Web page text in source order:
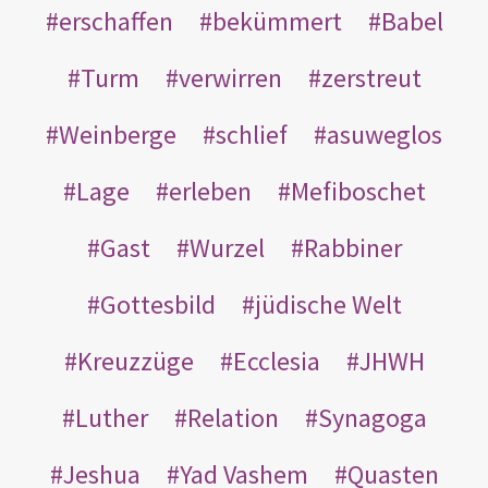
erschaffen bekümmert
Babel
Turm
verwirren
zerstreut
Weinberge
schlief
asuweglos
Lage
erleben
Mefiboschet
Gast
Wurzel
Rabbiner
Gottesbild
jüdische Welt
Kreuzzüge
Ecclesia
JHWH
Luther
Relation
Synagoga
Jeshua
Yad Vashem Quasten